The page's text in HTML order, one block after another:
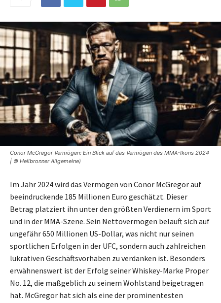
Conor McGregor Vermögen: Ein Blick auf das Vermögen des MMA-Ikons 2024
| © Heilbronner Allgemeine)
Im Jahr 2024 wird das Vermögen von Conor McGregor auf
beeindruckende 185 Millionen Euro geschätzt. Dieser
Betrag platziert ihn unter den größten Verdienern im Sport
und in der MMA-Szene. Sein Nettovermögen beläuft sich auf
ungefähr 650 Millionen US-Dollar, was nicht nur seinen
sportlichen Erfolgen in der UFC, sondern auch zahlreichen
lukrativen Geschäftsvorhaben zu verdanken ist. Besonders
erwähnenswert ist der Erfolg seiner Whiskey-Marke Proper
No. 12, die maßgeblich zu seinem Wohlstand beigetragen
hat. McGregor hat sich als eine der prominentesten